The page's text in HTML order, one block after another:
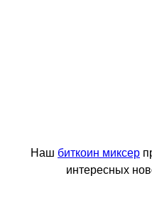
Наш биткоин миксер
интересных